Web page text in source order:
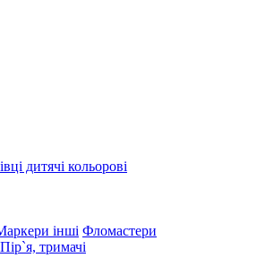
дитячі кольорові
інші Фломастери
Пір`я, тримачі